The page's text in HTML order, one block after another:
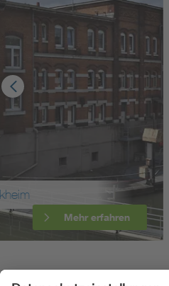
Wasserkraftwerk Obertürkheim